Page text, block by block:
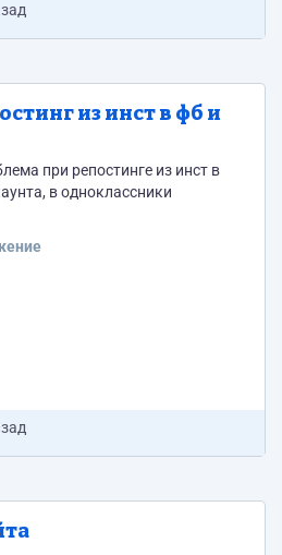
из инст в фб и
при репостинге из инст в
в одноклассники